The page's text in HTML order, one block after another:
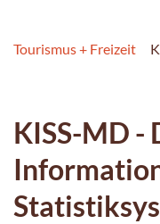
Tourismus + Freizeit
KISS-MD -